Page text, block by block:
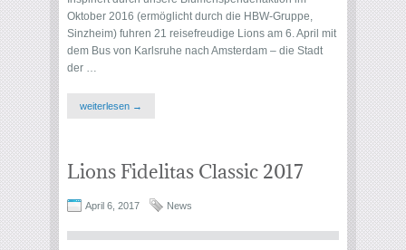
Oktober 2016 (ermöglicht durch die HBW-Gruppe,
Sinzheim) fuhren 21 reisefreudige Lions am 6. April mit
dem Bus von Karlsruhe nach Amsterdam – die Stadt
der …
weiterlesen →
Lions Fidelitas Classic 2017
April 6, 2017 News